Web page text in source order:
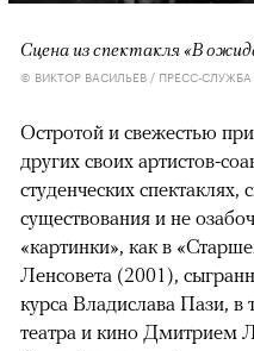
Сцена из спектакля «В
© ВИКТОР ВАСИЛЬЕВ / ПРЕСС-
Остротой и свежестью
других своих артистов-
студенческих
существования и не
«картинки», как в
Ленсовета (2001),
курса Владислава Пази, в
театра и кино Дмитрием